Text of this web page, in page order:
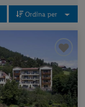
Ordina per